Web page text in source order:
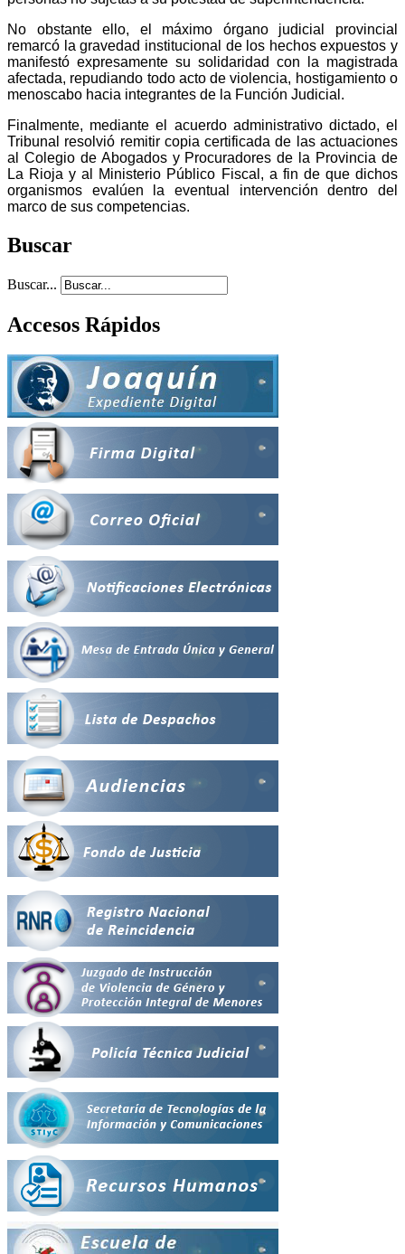
No obstante ello, el máximo órgano judicial provincial
remarcó la gravedad institucional de los hechos expuestos y
manifestó expresamente su solidaridad con la magistrada
afectada, repudiando todo acto de violencia, hostigamiento o
menoscabo hacia integrantes de la Función Judicial.
Finalmente, mediante el acuerdo administrativo dictado, el
Tribunal resolvió remitir copia certificada de las actuaciones
al Colegio de Abogados y Procuradores de la Provincia de
La Rioja y al Ministerio Público Fiscal, a fin de que dichos
organismos evalúen la eventual intervención dentro del
marco de sus competencias.
Buscar
Buscar...
Accesos Rápidos